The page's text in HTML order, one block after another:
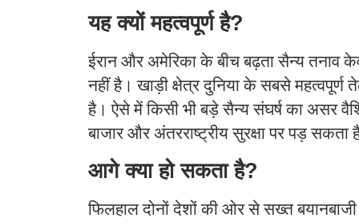
यह क्यों महत्वपूर्ण है?
ईरान और अमेरिका के बीच बढ़ता सैन्य तनाव
नहीं है। खाड़ी क्षेत्र दुनिया के सबसे महत्वपूर्ण
है। ऐसे में किसी भी बड़े सैन्य संघर्ष का असर
बाजार और अंतरराष्ट्रीय सुरक्षा पर पड़ सकता
आगे क्या हो सकता है?
फिलहाल दोनों देशों की ओर से सख्त बयानबाजी